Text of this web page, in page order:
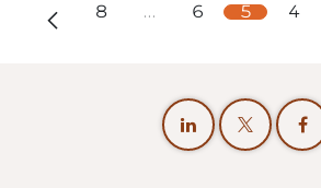
4
5
6
…
8